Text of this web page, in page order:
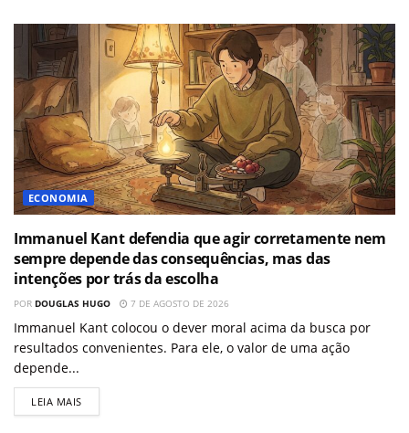
ECONOMIA
Immanuel Kant defendia que agir corretamente nem
sempre depende das consequências, mas das
intenções por trás da escolha
POR DOUGLAS HUGO 7 DE AGOSTO DE 2026
Immanuel Kant colocou o dever moral acima da busca por
resultados convenientes. Para ele, o valor de uma ação
depende...
LEIA MAIS